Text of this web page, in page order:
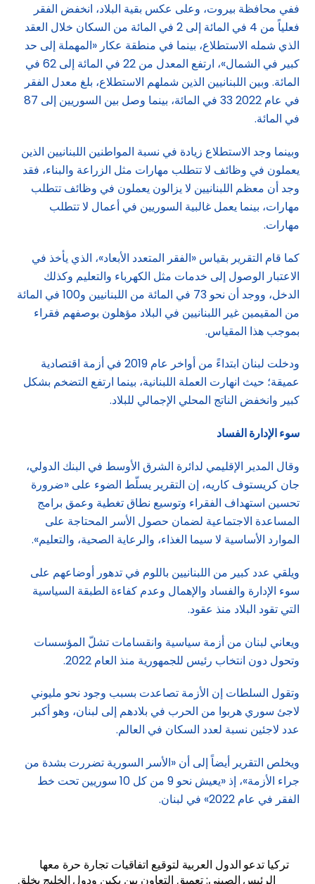
ففي محافظة بيروت، وعلى عكس بقية البلاد، انخفض الفقر
فعلياً من 4 في المائة إلى 2 في المائة من السكان خلال العقد
الذي شمله الاستطلاع، بينما في منطقة عكار «المهملة إلى حد
كبير في الشمال»، ارتفع المعدل من 22 في المائة إلى 62 في
المائة. وبين اللبنانيين الذين شملهم الاستطلاع، بلغ معدل الفقر
في عام 2022 33 في المائة، بينما وصل بين السوريين إلى 87
في المائة.
وبينما وجد الاستطلاع زيادة في نسبة المواطنين اللبنانيين الذين
يعملون في وظائف لا تتطلب مهارات مثل الزراعة والبناء، فقد
وجد أن معظم اللبنانيين لا يزالون يعملون في وظائف تتطلب
مهارات، بينما يعمل غالبية السوريين في أعمال لا تتطلب
مهارات.
كما قام التقرير بقياس «الفقر المتعدد الأبعاد»، الذي يأخذ في
الاعتبار الوصول إلى خدمات مثل الكهرباء والتعليم وكذلك
الدخل، ووجد أن نحو 73 في المائة من اللبنانيين و100 في المائة
من المقيمين غير اللبنانيين في البلاد مؤهلون بوصفهم فقراء
بموجب هذا المقياس.
ودخلت لبنان ابتداءً من أواخر عام 2019 في أزمة اقتصادية
عميقة؛ حيث انهارت العملة اللبنانية، بينما ارتفع التضخم بشكل
كبير وانخفض الناتج المحلي الإجمالي للبلاد.
سوء الإدارة الفساد
وقال المدير الإقليمي لدائرة الشرق الأوسط في البنك الدولي،
جان كريستوف كاريه، إن التقرير يسلّط الضوء على «ضرورة
تحسين استهداف الفقراء وتوسيع نطاق تغطية وعمق برامج
المساعدة الاجتماعية لضمان حصول الأسر المحتاجة على
الموارد الأساسية لا سيما الغذاء، والرعاية الصحية، والتعليم».
ويلقي عدد كبير من اللبنانيين باللوم في تدهور أوضاعهم على
سوء الإدارة والفساد والإهمال وعدم كفاءة الطبقة السياسية
التي تقود البلاد منذ عقود.
ويعاني لبنان من أزمة سياسية وانقسامات تشلّ المؤسسات
وتحول دون انتخاب رئيس للجمهورية منذ العام 2022.
وتقول السلطات إن الأزمة تصاعدت بسبب وجود نحو مليوني
لاجئ سوري هربوا من الحرب في بلادهم إلى لبنان، وهو أكبر
عدد لاجئين نسبة لعدد السكان في العالم.
ويخلص التقرير أيضاً إلى أن «الأسر السورية تضررت بشدة من
جراء الأزمة»، إذ «يعيش نحو 9 من كل 10 سوريين تحت خط
الفقر في عام 2022» في لبنان.
تركيا تدعو الدول العربية لتوقيع اتفاقيات تجارة حرة معها
الرئيس الصيني: تعميق التعاون بين بكين ودول الخليج يخلق